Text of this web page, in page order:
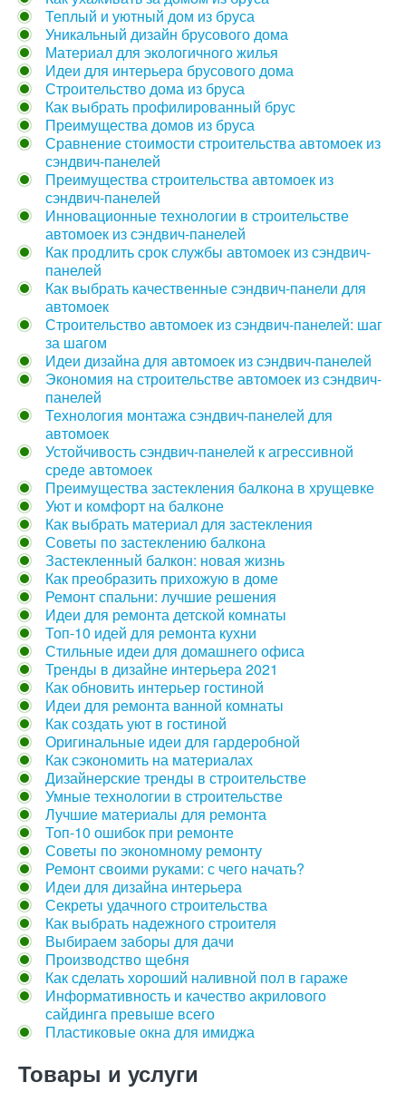
Теплый и уютный дом из бруса
Уникальный дизайн брусового дома
Материал для экологичного жилья
Идеи для интерьера брусового дома
Строительство дома из бруса
Как выбрать профилированный брус
Преимущества домов из бруса
Сравнение стоимости строительства автомоек из
сэндвич-панелей
Преимущества строительства автомоек из
сэндвич-панелей
Инновационные технологии в строительстве
автомоек из сэндвич-панелей
Как продлить срок службы автомоек из сэндвич-
панелей
Как выбрать качественные сэндвич-панели для
автомоек
Строительство автомоек из сэндвич-панелей: шаг
за шагом
Идеи дизайна для автомоек из сэндвич-панелей
Экономия на строительстве автомоек из сэндвич-
панелей
Технология монтажа сэндвич-панелей для
автомоек
Устойчивость сэндвич-панелей к агрессивной
среде автомоек
Преимущества застекления балкона в хрущевке
Уют и комфорт на балконе
Как выбрать материал для застекления
Советы по застеклению балкона
Застекленный балкон: новая жизнь
Как преобразить прихожую в доме
Ремонт спальни: лучшие решения
Идеи для ремонта детской комнаты
Топ-10 идей для ремонта кухни
Стильные идеи для домашнего офиса
Тренды в дизайне интерьера 2021
Как обновить интерьер гостиной
Идеи для ремонта ванной комнаты
Как создать уют в гостиной
Оригинальные идеи для гардеробной
Как сэкономить на материалах
Дизайнерские тренды в строительстве
Умные технологии в строительстве
Лучшие материалы для ремонта
Топ-10 ошибок при ремонте
Советы по экономному ремонту
Ремонт своими руками: с чего начать?
Идеи для дизайна интерьера
Секреты удачного строительства
Как выбрать надежного строителя
Выбираем заборы для дачи
Производство щебня
Как сделать хороший наливной пол в гараже
Информативность и качество акрилового
сайдинга превыше всего
Пластиковые окна для имиджа
Товары и услуги